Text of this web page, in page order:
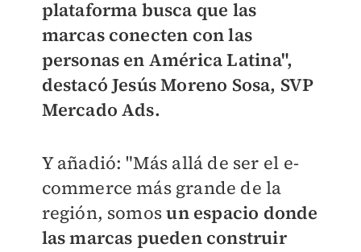
plataforma busca que las
marcas conecten con las
personas en América Latina",
destacó Jesús Moreno Sosa, SVP
Mercado Ads.
Y añadió: "Más allá de ser el e-
commerce más grande de la
región, somosun espacio donde
las marcas pueden construir